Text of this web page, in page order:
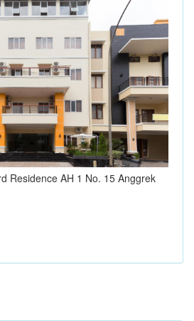
Residence AH 1 No. 15 Anggrek